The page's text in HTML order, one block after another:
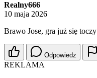
Realny666
10 maja 2026
Brawo Jose, gra już się toczy
Odpowiedz
REKLAMA